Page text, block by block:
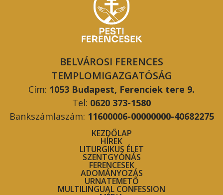
BELVÁROSI FERENCES
TEMPLOMIGAZGATÓSÁG
Cím: 1053 Budapest, Ferenciek tere 9.
Tel: 0620 373-1580
Bankszámlaszám: 11600006-00000000-40682275
KEZDŐLAP
HÍREK
LITURGIKUS ÉLET
SZENTGYÓNÁS
FERENCESEK
ADOMÁNYOZÁS
URNATEMETŐ
MULTILINGUAL CONFESSION